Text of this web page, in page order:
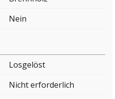
Nein
Losgelöst
Nicht erforderlich